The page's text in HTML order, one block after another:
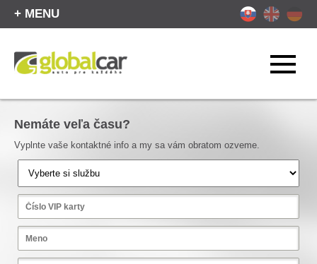
+ MENU
Nemáte veľa času?
Vyplnte vaše kontaktné info a my sa vám obratom ozveme.